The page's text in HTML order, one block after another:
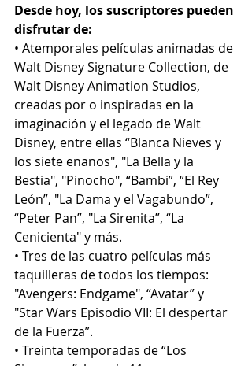
Desde hoy, los suscriptores pueden
disfrutar de:
• Atemporales películas animadas de
Walt Disney Signature Collection, de
Walt Disney Animation Studios,
creadas por o inspiradas en la
imaginación y el legado de Walt
Disney, entre ellas “Blanca Nieves y
los siete enanos", "La Bella y la
Bestia", "Pinocho", “Bambi”, “El Rey
León”, "La Dama y el Vagabundo”,
“Peter Pan”, "La Sirenita”, “La
Cenicienta" y más.
• Tres de las cuatro películas más
taquilleras de todos los tiempos:
"Avengers: Endgame", “Avatar” y
"Star Wars Episodio VII: El despertar
de la Fuerza”.
• Treinta temporadas de “Los